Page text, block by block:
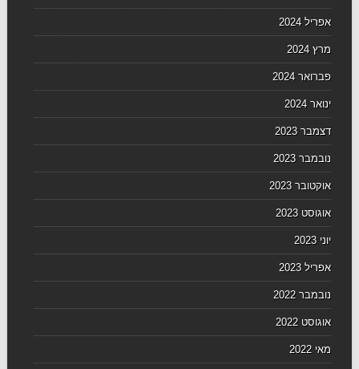
אפריל 2024
מרץ 2024
פברואר 2024
ינואר 2024
דצמבר 2023
נובמבר 2023
אוקטובר 2023
אוגוסט 2023
יוני 2023
אפריל 2023
נובמבר 2022
אוגוסט 2022
מאי 2022